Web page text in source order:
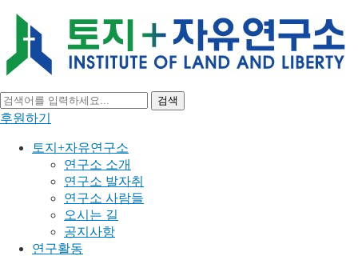
검색
후원하기
토지+자유연구소
연구소 소개
연구소 발자취
연구소 사람들
오시는 길
공지사항
연구활동